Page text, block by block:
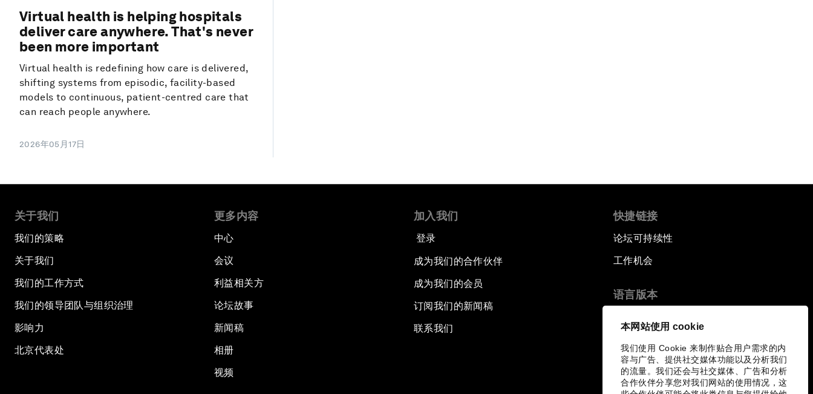
本网站使用 cookie
我们使用 Cookie 来制作贴合用户需求的内
容与广告、提供社交媒体功能以及分析我们
的流量。我们还会与社交媒体、广告和分析
合作伙伴分享您对我们网站的使用情况，这
Virtual health is helping hospitals
deliver care anywhere. That's never
been more important
Virtual health is redefining how care is delivered,
shifting systems from episodic, facility-based
models to continuous, patient-centred care that
can reach people anywhere.
2026年05月17日
关于我们
我们的策略
关于我们
我们的工作方式
我们的领导团队与组织治理
影响力
北京代表处
更多内容
中心
会议
利益相关方
论坛故事
新闻稿
相册
视频
加入我们
登录
成为我们的合作伙伴
成为我们的会员
订阅我们的新闻稿
联系我们
快捷链接
论坛可持续性
工作机会
语言版本